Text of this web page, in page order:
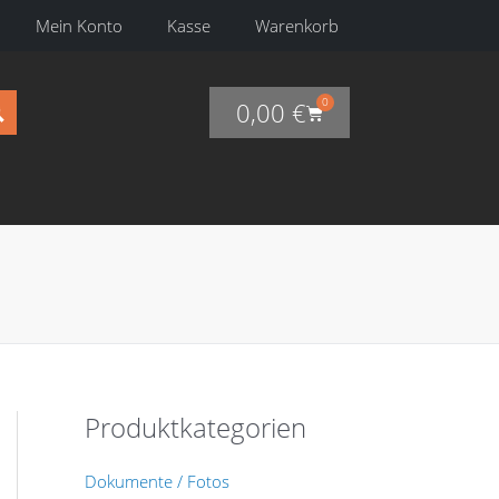
Mein Konto Kasse Warenkorb
0,00 € 0
Warenkorb
Produktkategorien
Dokumente / Fotos